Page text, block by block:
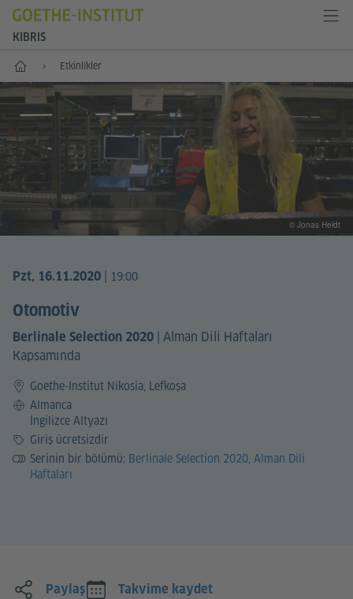
KIBRIS
Anasayfa Etkinlikler
Pzt, 16.11.2020 19:00
Otomotiv
Berlinale Selection 2020 | Alman Dili Haftaları
Kapsamında
Goethe-Institut Nikosia, Lefkoşa
Dil Almanca
İngilizce Altyazı
ÜcretGiriş ücretsizdir
Serinin bir bölümü: Berlinale Selection 2020, Alman Dili
Haftaları
© Jonas Heldt
Paylaş Takvime kaydet